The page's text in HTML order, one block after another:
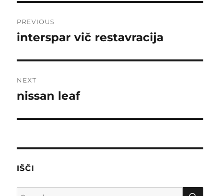
navigation
PREVIOUS
Previous
interspar vič restavracija
NEXT
Next
nissan leaf
IŠČI
Search